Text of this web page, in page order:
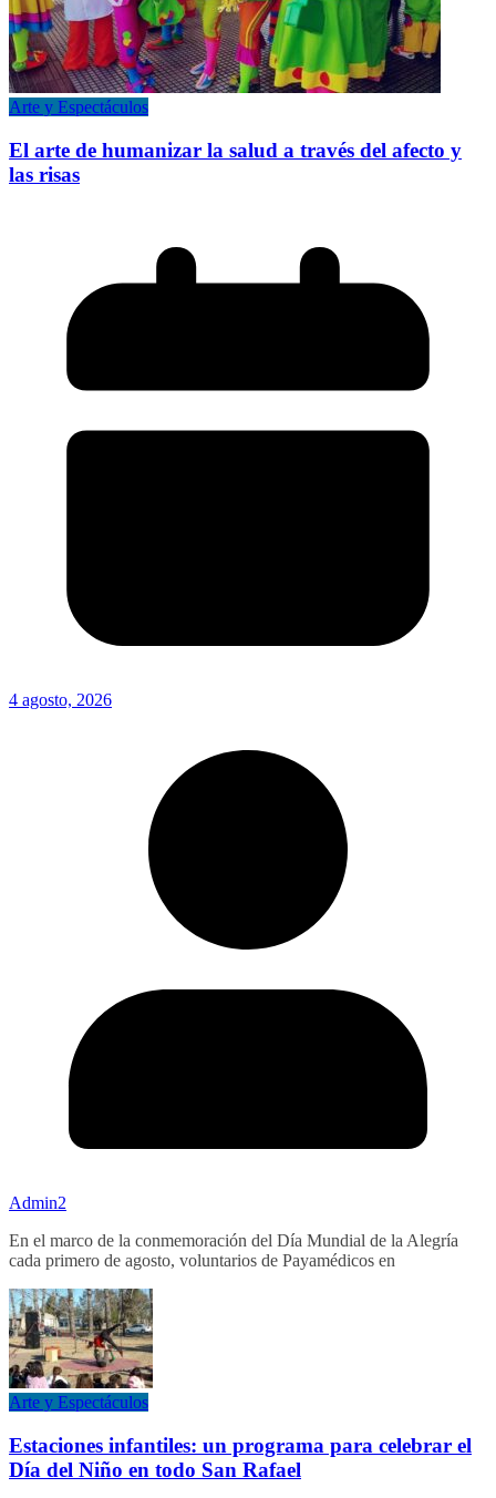
Arte y Espectáculos
El arte de humanizar la salud a través del afecto y
las risas
4 agosto, 2026
Admin2
En el marco de la conmemoración del Día Mundial de la Alegría
cada primero de agosto, voluntarios de Payamédicos en
Arte y Espectáculos
Estaciones infantiles: un programa para celebrar el
Día del Niño en todo San Rafael